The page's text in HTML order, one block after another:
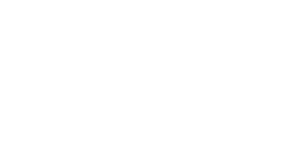
×動物園×遊園地」 東武動物公園に